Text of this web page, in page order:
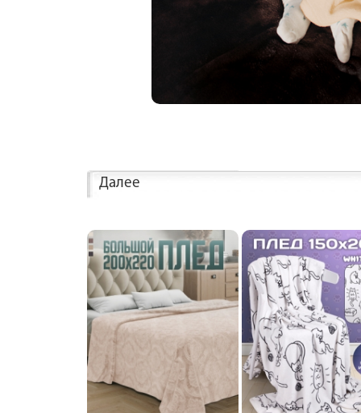
Далее